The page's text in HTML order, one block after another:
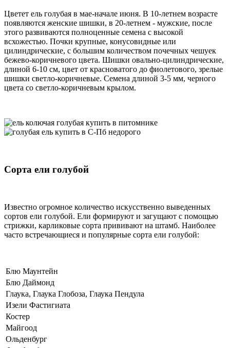
Цветет ель голубая в мае-начале июня. В 10-летнем возрасте
появляются женские шишки, в 20-летнем - мужские, после
этого развиваются полноценные семена с высокой
всхожестью. Почки крупные, конусовидные или
цилиндрические, с большим количеством почечных чешуек
бежево-коричневого цвета. Шишки овально-цилиндрические,
длиной 6-10 см, цвет от красноватого до фиолетового, зрелые
шишки светло-коричневые. Семена длиной 3-5 мм, черного
цвета со светло-коричневым крылом.
Сорта ели голубой
Известно огромное количество искусственно выведенных
сортов ели голубой. Ели формируют и загущают с помощью
стрижки, карликовые сорта прививают на штамб. Наиболее
часто встречающиеся и популярные сорта ели голубой:
Блю Маунтейн
Блю Даймонд
Глаука, Глаука Глобоза, Глаука Пендула
Изели Фастигиата
Костер
Майгоод
Ольденбург